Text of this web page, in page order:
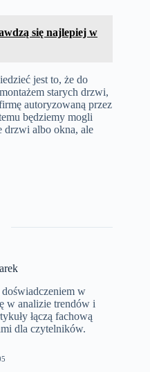
się najlepiej w
jest to, że do
starych drzwi,
autoryzowaną przez
będziemy mogli
drzwi albo okna, ale
w
w analizie trendów i
łączą fachową
dla czytelników.